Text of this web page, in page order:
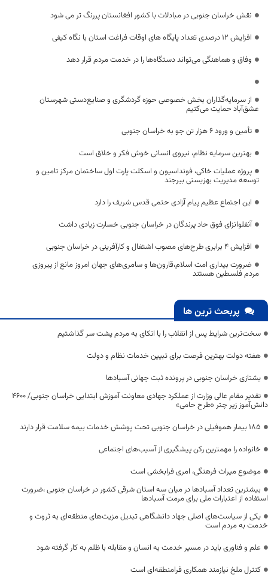
نقش خراسان جنوبی در مبادلات با کشور افغانستان پررنگ تر می شود
افزایش 12 درصدی تعداد پایگاه های اوقات فراغت استان با نگاه کیفی
وفاق و هماهنگی می‌تواند دستگاه‌ها را در خدمت مردم قرار دهد
از سرمایه‌گذاران بخش خصوصی حوزه گردشگری و صنایع‌دستی شهرستان
عشق‌آباد حمایت می‌کنیم
تأمین و ورود ۶ هزار تن جو به خراسان جنوبی
بهترین سرمایه نظام، نیروی انسانی خوش فکر و خلاق است
پروژه عملیات خاکی، فونداسیون و اسکلت پارت اول ساختمان مرکز تامین و
توسعه مدیریت بهزیستی بیرجند
این اجتماع عظیم پیام آزادی حتمی قدس شریف را دارد
آنفلوانزای فوق حاد پرندگان در خراسان جنوبی خسارت زیادی داشت
افزایش ۴ برابری طرح‌های مصوب اشتغال و کارآفرینی در خراسان جنوبی
ضرورت بیداری امت اسلام،قارون‌ها و سامری‌های جهان امروز مانع از پیروزی
مردم فلسطین هستند
پربحث ترین ها
سخت‌ترین شرایط پس از انقلاب را با اتکای به مردم پشت سر گذاشتیم
هفته دولت بهترین فرصت برای تبیین خدمات نظام و دولت
یشتازی خراسان جنوبی در پرونده ثبت جهانی آسبادها
تقدیر مقام عالی وزارت از عملکرد جهادی معاونت آموزش ابتدایی خراسان جنوبی/ ۴۶۰۰
دانش‌آموز زیر چتر «طرح حامی»
۱۸۵ بیمار هموفیلی در خراسان جنوبی تحت پوشش خدمات بیمه سلامت قرار دارند
خانواده را مهمترین رکن پیشگیری از آسیب‌های اجتماعی
موضوع میراث فرهنگی، امری فرابخشی است
بیشترین تعداد آسبادها در میان سه استان شرقی کشور در خراسان جنوبی ،ضرورت
استفاده از اعتبارات ملی برای مرمت آسبادها
یکی از سیاست‌های اصلی جهاد دانشگاهی تبدیل مزیت‌های منطقه‌ای به ثروت و
خدمت به مردم است
علم و فناوری باید در مسیر خدمت به انسان و مقابله با ظلم به کار گرفته شود
کنترل ملخ نیازمند همکاری فرامنطقه‌ای است